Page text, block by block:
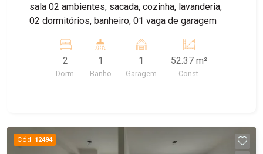
sala 02 ambientes, sacada, cozinha, lavanderia,
02 dormitórios, banheiro, 01 vaga de garagem
2
Dorm.
1
Banho
1
Garagem
52.37 m²
Const.
Cód. 12494